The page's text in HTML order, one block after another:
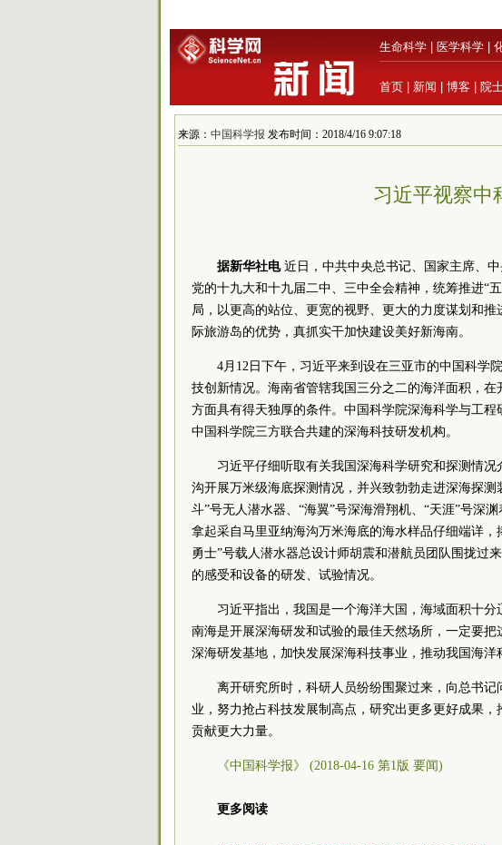
生命科学 医学科学
首页 新闻 博客 院
来源： 中国科学报 发布时间：2018/4/16 9:07:18
习近平视察中
据新华社电近日，中共中央总书记、国家主席、
党的十九大和十九届二中、三中全会精神，统筹推进“
局，以更高的站位、更宽的视野、更大的力度谋划和
际旅游岛的优势，真抓实干加快建设美好新海南。
4月12日下午，习近平来到设在三亚市的中国科学
技创新情况。海南省管辖我国三分之二的海洋面积，
方面具有得天独厚的条件。中国科学院深海科学与工
中国科学院三方联合共建的深海科技研发机构。
习近平仔细听取有关我国深海科学研究和探测情
沟开展万米级海底探测情况，并兴致勃勃走进深海探
斗”号无人潜水器、“海翼”号深海滑翔机、“天涯”号深
拿起采自马里亚纳海沟万米海底的海水样品仔细端详
勇士”号载人潜水器总设计师胡震和潜航员团队围拢过
的感受和设备的研发、试验情况。
习近平指出，我国是一个海洋大国，海域面积十分
南海是开展深海研发和试验的最佳天然场所，一定要
深海研发基地，加快发展深海科技事业，推动我国海洋
离开研究所时，科研人员纷纷围聚过来，向总书
业，努力抢占科技发展制高点，研究出更多更好成果
贡献更大力量。
《中国科学报》 (2018-04-16 第1版 要闻)
更多阅读